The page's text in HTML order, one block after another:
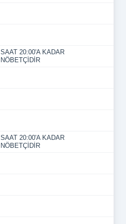
SAAT 20:00'A KADAR
NÖBETÇİDİR
SAAT 20:00'A KADAR
NÖBETÇİDİR